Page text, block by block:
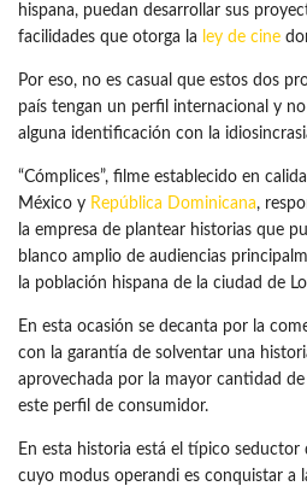
hispana, puedan desarrollar sus
facilidades que otorga la ley de cine
Por eso, no es casual que estos dos
país tengan un perfil internacional y
alguna identificación con la
“Cómplices”, filme establecido en
México y República Dominicana,
la empresa de plantear historias que
blanco amplio de audiencias
la población hispana de la ciudad de
En esta ocasión se decanta por la
con la garantía de solventar una
aprovechada por la mayor cantidad
este perfil de consumidor.
En esta historia está el típico seductor
cuyo modus operandi es conquistar a